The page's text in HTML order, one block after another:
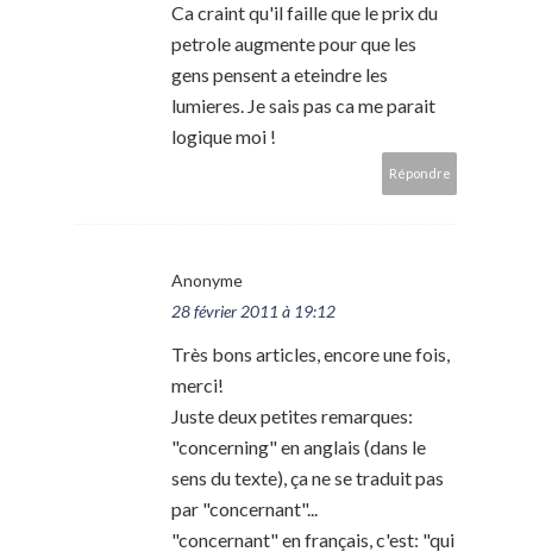
Ca craint qu'il faille que le prix du
petrole augmente pour que les
gens pensent a eteindre les
lumieres. Je sais pas ca me parait
logique moi !
Répondre
Anonyme
28 février 2011 à 19:12
Très bons articles, encore une fois,
merci!
Juste deux petites remarques:
"concerning" en anglais (dans le
sens du texte), ça ne se traduit pas
par "concernant"...
"concernant" en français, c'est: "qui